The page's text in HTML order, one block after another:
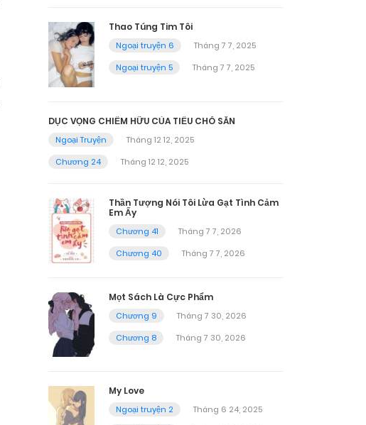
Thao Túng Tim Tôi
Ngoại truyện 6
Tháng 7 7, 2025
Ngoại truyện 5
Tháng 7 7, 2025
DỤC VỌNG CHIẾM HỮU CỦA TIỂU CHÓ SĂN
Ngoại Truyện
Tháng 12 12, 2025
Chương 24
Tháng 12 12, 2025
Thần Tượng Nói Tôi Lừa Gạt Tình Cảm
Em Ấy
Chương 41
Tháng 7 7, 2026
Chương 40
Tháng 7 7, 2026
Mọt Sách Là Cực Phẩm
Chương 9
Tháng 7 30, 2026
Chương 8
Tháng 7 30, 2026
My Love
Ngoại truyện 2
Tháng 6 24, 2025